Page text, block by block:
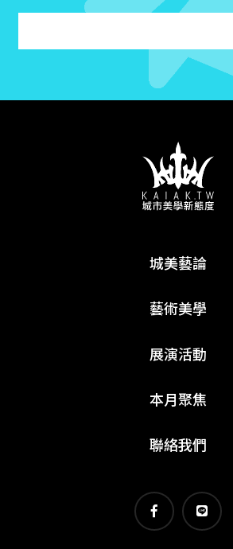
城美藝論
藝術美學
展演活動
本月聚焦
聯絡我們